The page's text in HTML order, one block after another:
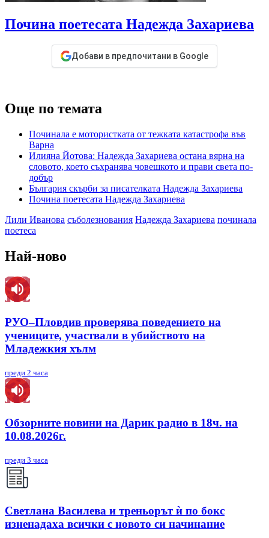
Почина поетесата Надежда Захариева
Добави в предпочитани в Google
Още по темата
Починала е мотористката от тежката катастрофа във
Варна
Илияна Йотова: Надежда Захариева остана вярна на
словото, което съхранява човешкото и прави света по-
добър
България скърби за писателката Надежда Захариева
Почина поетесата Надежда Захариева
Лили Иванова съболезнования Надежда Захариева починала
поетеса
Най-ново
РУО–Пловдив проверява поведението на
учениците, участвали в убийството на
Младежкия хълм
преди 2 часа
Обзорните новини на Дарик радио в 18ч. на
10.08.2026г.
преди 3 часа
Светлана Василева и треньорът ѝ по бокс
изненадаха всички с новото си начинание